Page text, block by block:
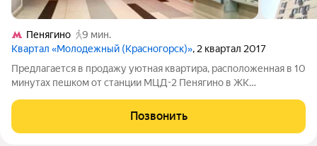
Пенягино
9 мин.
Квартал «Молодежный (Красногорск)», 2 квартал 2017
Предлагается в продажу уютная квартира, расположенная в 10
минутах пешком от станции МЦД-2 Пенягино в ЖК
продажа с мебелью. Планировка: просторная кухня с выходом
на застекленную лоджию, две
Позвонить